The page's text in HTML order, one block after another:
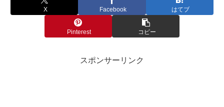
X Facebook はてブ
Pinterest コピー
スポンサーリンク